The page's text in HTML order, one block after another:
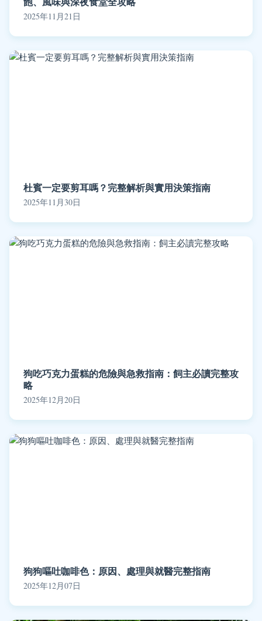
2025年11月21日
杜賓一定要剪耳嗎？完整解析與實用決策指南
2025年11月30日
狗吃巧克力蛋糕的危險與急救指南：飼主必讀完整攻
略
2025年12月20日
狗狗嘔吐咖啡色：原因、處理與就醫完整指南
2025年12月07日